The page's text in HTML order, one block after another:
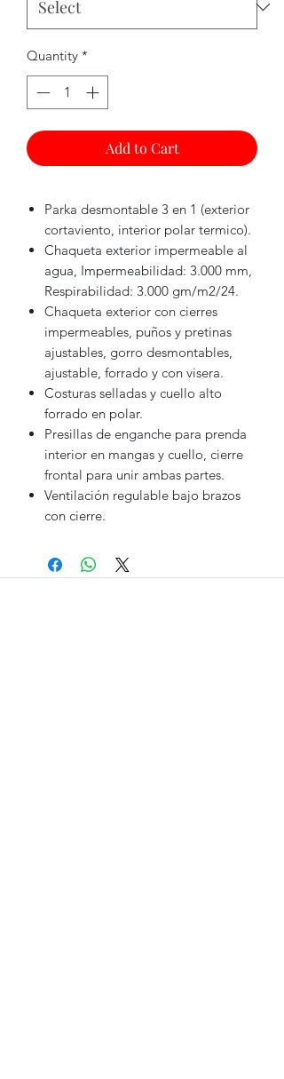
Quantity *
Add to Cart
Parka desmontable 3 en 1 (exterior
cortaviento, interior polar termico).
Chaqueta exterior impermeable al
agua, Impermeabilidad: 3.000 mm,
Respirabilidad: 3.000 gm/m2/24.
Chaqueta exterior con cierres
impermeables, puños y pretinas
ajustables, gorro desmontables,
ajustable, forrado y con visera.
Costuras selladas y cuello alto
forrado en polar.
Presillas de enganche para prenda
interior en mangas y cuello, cierre
frontal para unir ambas partes.
Ventilación regulable bajo brazos
con cierre.